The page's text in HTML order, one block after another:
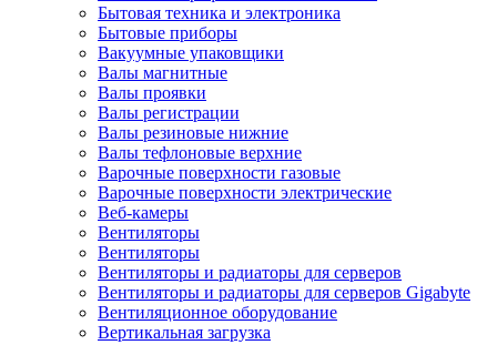
Бытовая техника и электроника
Бытовые приборы
Вакуумные упаковщики
Валы магнитные
Валы проявки
Валы регистрации
Валы резиновые нижние
Валы тефлоновые верхние
Варочные поверхности газовые
Варочные поверхности электрические
Веб-камеры
Вентиляторы
Вентиляторы
Вентиляторы и радиаторы для серверов
Вентиляторы и радиаторы для серверов Gigabyte
Вентиляционное оборудование
Вертикальная загрузка